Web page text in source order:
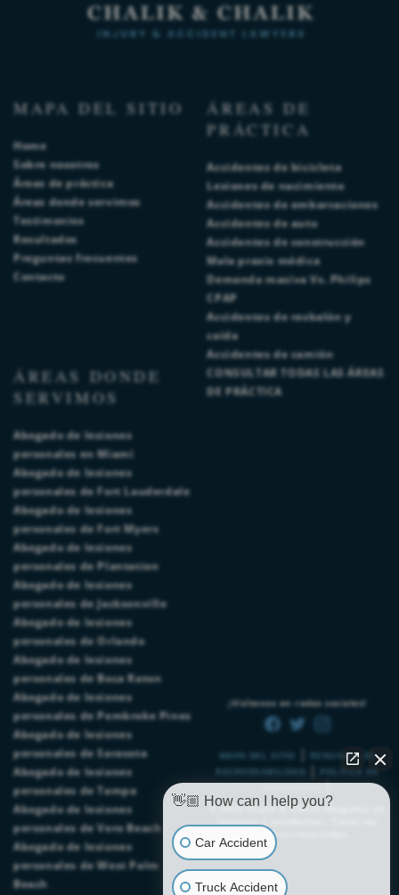
MAPA DEL SITIO
Home
Sobre nosotros
Áreas de práctica
Áreas donde servimos
Testimonios
Resultados
Preguntas frecuentes
Contacto
ÁREAS DE
PRÁCTICA
Accidentes de bicicleta
Lesiones de nacimiento
Accidentes de embarcaciones
Accidentes de auto
Accidentes de construcción
Mala praxis médica
Demanda masiva Vs. Philips
CPAP
Accidentes de resbalón y
caída
Accidentes de camión
CONSULTAR TODAS LAS ÁREAS
DE PRÁCTICA
ÁREAS DONDE
SERVIMOS
Abogado de lesiones
personales en Miami
Abogado de lesiones
personales de Fort Lauderdale
Abogado de lesiones
personales de Fort Myers
Abogado de lesiones
personales de Plantation
Abogado de lesiones
personales de Jacksonville
Abogado de lesiones
personales de Orlando
Abogado de lesiones
personales de Boca Raton
Abogado de lesiones
personales de Pembroke Pines
Abogado de lesiones
personales de Sarasota
Abogado de lesiones
personales de Tampa
Abogado de lesiones
personales de Vero Beach
Abogado de lesiones
personales de West Palm
Beach
MAPA DEL SITIO
RENUNCIA DE
RESPONSABILIDAD
POLÍTICA DE
|
© 2026Chalik & Chalik Abogados de
derechos reservados.
¡Visítenos en redes sociales!
👋🏼 How can I help you?
Car Accident
Truck Accident